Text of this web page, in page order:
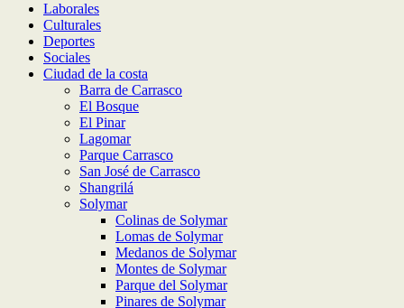
Laborales
Culturales
Deportes
Sociales
Ciudad de la costa
Barra de Carrasco
El Bosque
El Pinar
Lagomar
Parque Carrasco
San José de Carrasco
Shangrilá
Solymar
Colinas de Solymar
Lomas de Solymar
Medanos de Solymar
Montes de Solymar
Parque del Solymar
Pinares de Solymar